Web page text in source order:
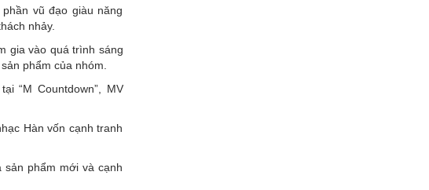
vũ đạo giàu năng
nhảy.
gia vào quá trình sáng
phẩm của nhóm.
“M Countdown”, MV
Hàn vốn cạnh tranh
sản phẩm mới và cạnh